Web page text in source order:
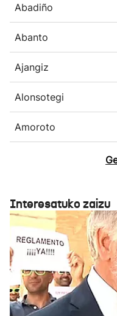
Abadiño
Abanto
Ajangiz
Alonsotegi
Amoroto
Interesatuko zaizu